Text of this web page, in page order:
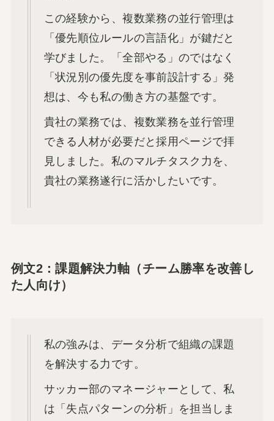
この経験から、複数業務の並行管理は
「優先順位ルールの言語化」が鍵だと
学びました。「全部やる」のではなく
「状況別の優先度を事前設計する」発
想は、今も私の働き方の基盤です。
貴社の業務では、複数業務を並行管理
できる人材が必要だと採用ページで拝
見しました。私のマルチタスク力を、
貴社の業務遂行に活かしたいです。
例文2：課題解決力軸（チーム勝率を改善し
た人向け）
私の強みは、データ分析で組織の課題
を解決する力です。
サッカー部のマネージャーとして、私
は「失点パターンの分析」を担当しま